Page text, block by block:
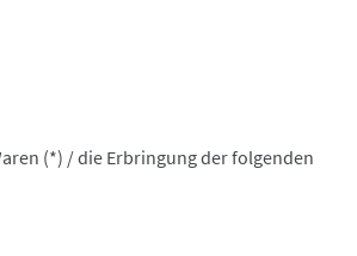
(*) / die Erbringung der folgenden